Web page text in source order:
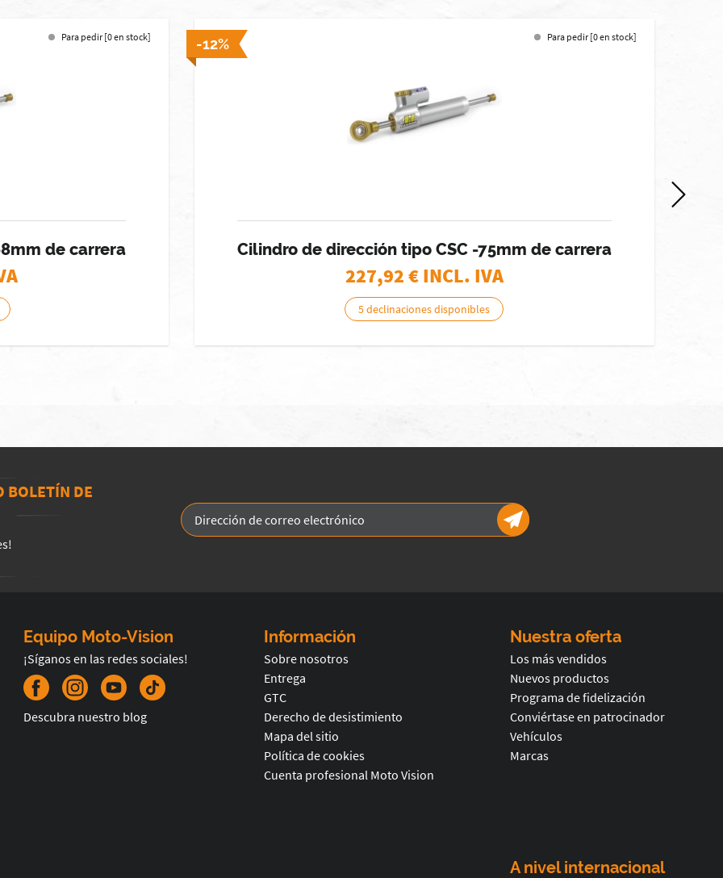
Para pedir [0 en stock]
de carrera
-12% Para pedir [0 en stock]
Cilindro de dirección tipo CSC -75mm de carrera
227,92€ INCL. IVA
5 declinaciones disponibles
BOLETÍN DE
Equipo Moto-Vision
¡Síganos en las redes sociales!
Descubra nuestro blog
Información
Sobre nosotros
Entrega
GTC
Derecho de desistimiento
Mapa del sitio
Política de cookies
Cuenta profesional Moto Vision
Nuestra oferta
Los más vendidos
Nuevos productos
Programa de fidelización
Conviértase en patrocinador
Vehículos
Marcas
A nivel internacional